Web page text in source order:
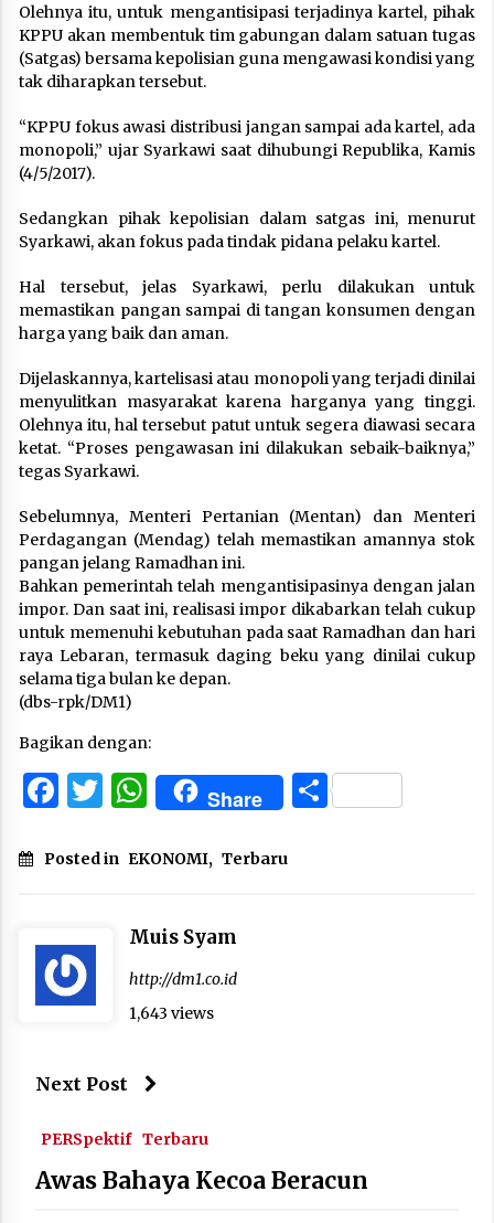
Olehnya itu, untuk mengantisipasi terjadinya kartel, pihak
KPPU akan membentuk tim gabungan dalam satuan tugas
(Satgas) bersama kepolisian guna mengawasi kondisi yang
tak diharapkan tersebut.
“KPPU fokus awasi distribusi jangan sampai ada kartel, ada
monopoli,” ujar Syarkawi saat dihubungi Republika, Kamis
(4/5/2017).
Sedangkan pihak kepolisian dalam satgas ini, menurut
Syarkawi, akan fokus pada tindak pidana pelaku kartel.
Hal tersebut, jelas Syarkawi, perlu dilakukan untuk
memastikan pangan sampai di tangan konsumen dengan
harga yang baik dan aman.
Dijelaskannya, kartelisasi atau monopoli yang terjadi dinilai
menyulitkan masyarakat karena harganya yang tinggi.
Olehnya itu, hal tersebut patut untuk segera diawasi secara
ketat. “Proses pengawasan ini dilakukan sebaik-baiknya,”
tegas Syarkawi.
Sebelumnya, Menteri Pertanian (Mentan) dan Menteri
Perdagangan (Mendag) telah memastikan amannya stok
pangan jelang Ramadhan ini.
Bahkan pemerintah telah mengantisipasinya dengan jalan
impor. Dan saat ini, realisasi impor dikabarkan telah cukup
untuk memenuhi kebutuhan pada saat Ramadhan dan hari
raya Lebaran, termasuk daging beku yang dinilai cukup
selama tiga bulan ke depan.
(dbs-rpk/DM1)
Bagikan dengan:
Facebook
Twitter
WhatsApp
Share Share
Posted in EKONOMI, Terbaru
Muis Syam
http://dm1.co.id
1,643 views
Next Post
PERSpektif Terbaru
Awas Bahaya Kecoa Beracun